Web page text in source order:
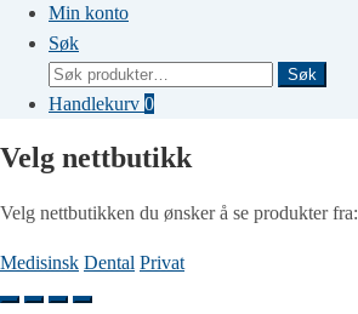
Min konto
Søk
Søk
etter:
Søk
Handlekurv 0
Velg nettbutikk
Velg nettbutikken du ønsker å se produkter fra:
Medisinsk Dental Privat